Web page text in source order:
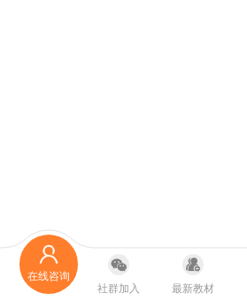
在线咨询
社群加入
最新教材